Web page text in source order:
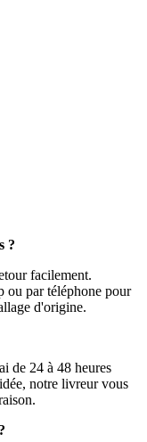
?
facilement.
ou par téléphone pour
d'origine.
de 24 à 48 heures
notre livreur vous